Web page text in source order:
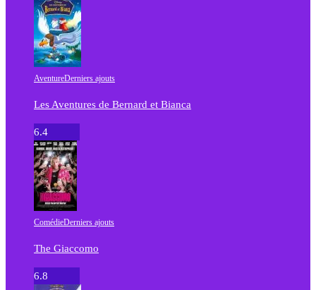
AventureDerniers ajouts
Les Aventures de Bernard et Bianca
6.4
ComédieDerniers ajouts
The Giaccomo
6.8